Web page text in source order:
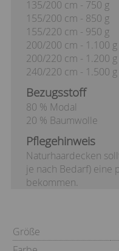
135/200 cm - 750 g
155/200 cm - 850 g
155/220 cm - 950 g
200/200 cm - 1.100 g
200/220 cm - 1.200 g
240/220 cm - 1.500 g
Bezugsstoff
80 % Modal
20 % Baumwolle
Pflegehinweis
Naturhaardecken
je nach Bedarf) eine
bekommen.
Größe